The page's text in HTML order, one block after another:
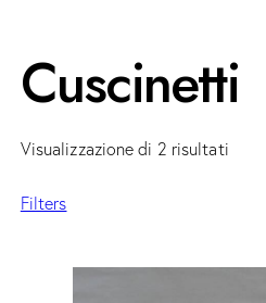
Cuscinetti
Visualizzazione di 2 risultati
Filters